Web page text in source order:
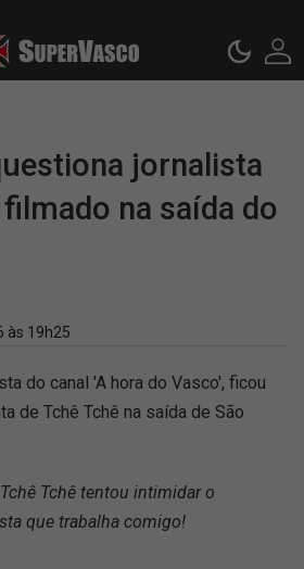
jornalista
na saída do
às 19h25
do canal 'A hora do Vasco', ficou
de Tchê Tchê na saída de São
Tchê tentou intimidar o
que trabalha comigo!